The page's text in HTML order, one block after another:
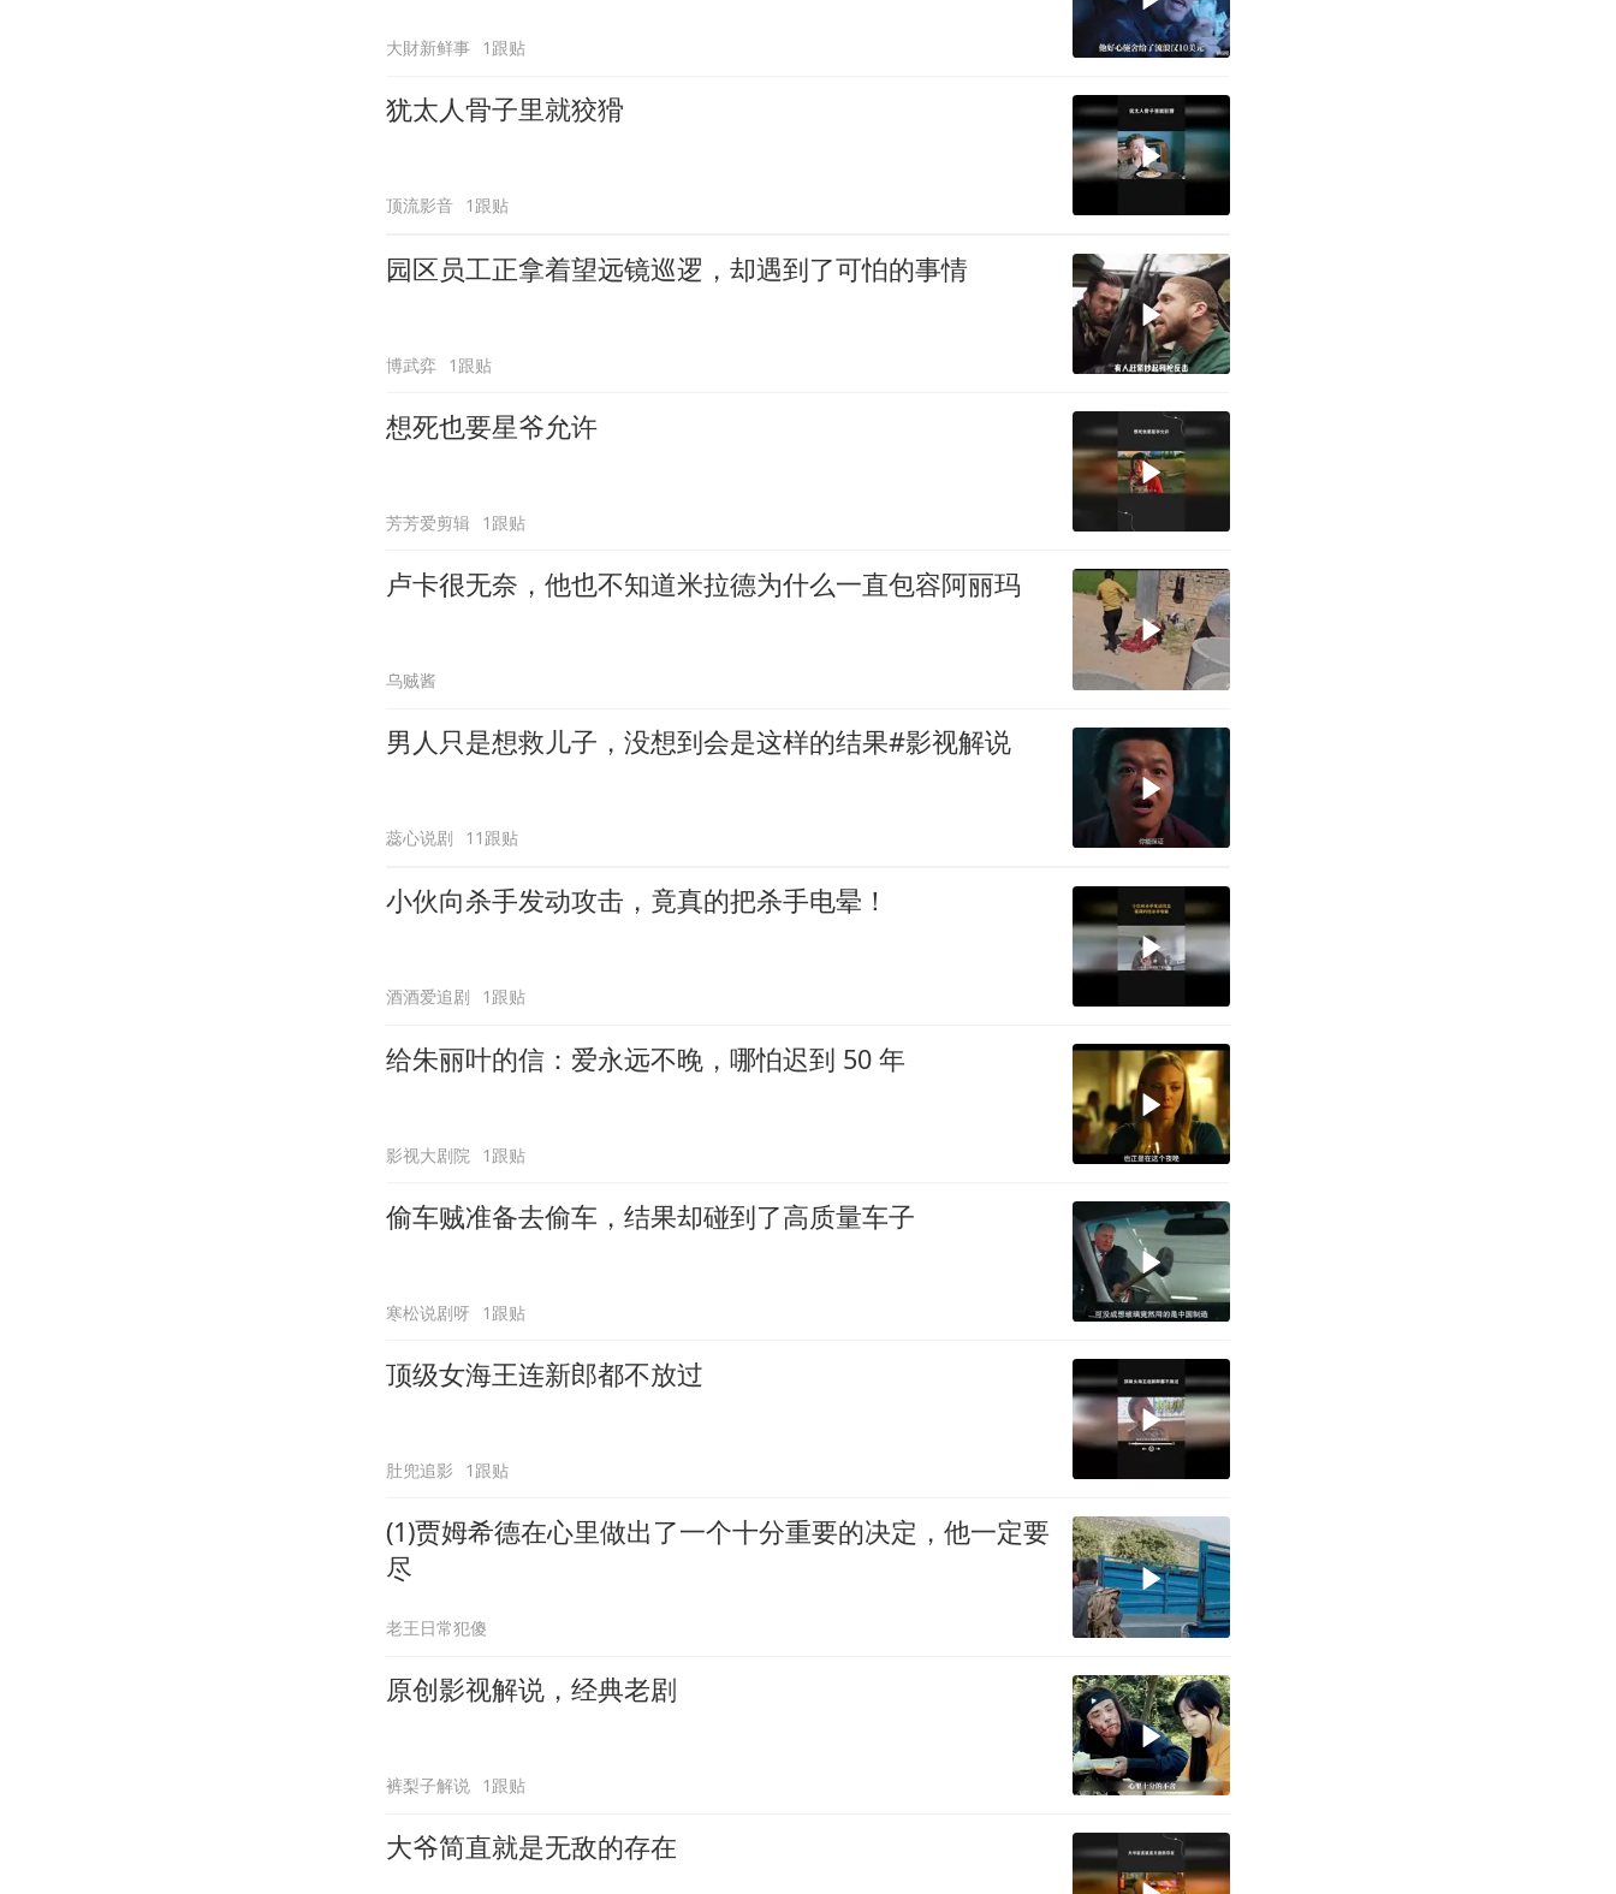
大財新鲜事 1跟贴
犹太人骨子里就狡猾
顶流影音 1跟贴
园区员工正拿着望远镜巡逻，却遇到了可怕的事情
博武弈 1跟贴
想死也要星爷允许
芳芳爱剪辑 1跟贴
卢卡很无奈，他也不知道米拉德为什么一直包容阿丽玛
乌贼酱
男人只是想救儿子，没想到会是这样的结果#影视解说
蕊心说剧 11跟贴
小伙向杀手发动攻击，竟真的把杀手电晕！
酒酒爱追剧 1跟贴
给朱丽叶的信：爱永远不晚，哪怕迟到 50 年
影视大剧院 1跟贴
偷车贼准备去偷车，结果却碰到了高质量车子
寒松说剧呀 1跟贴
顶级女海王连新郎都不放过
肚兜追影 1跟贴
(1)贾姆希德在心里做出了一个十分重要的决定，他一定要
尽
老王日常犯傻
原创影视解说，经典老剧
裤梨子解说 1跟贴
大爷简直就是无敌的存在